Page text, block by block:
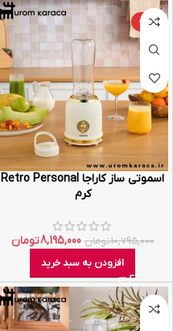
-24%
اسموتی ساز کاراجا Retro Personal
کرم
10,795,000تومان 8,195,000تومان
افزودن به سبد خرید